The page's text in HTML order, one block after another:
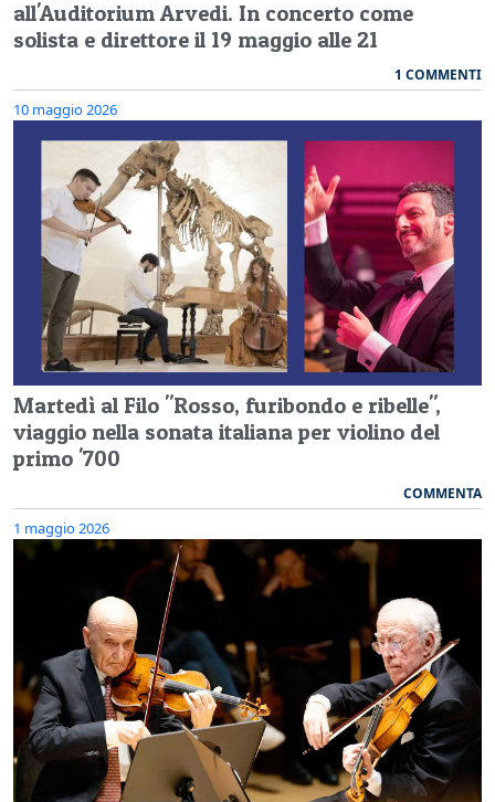
all'Auditorium Arvedi. In concerto come
solista e direttore il 19 maggio alle 21
1 COMMENTI
10 maggio 2026
Martedì al Filo "Rosso, furibondo e ribelle",
viaggio nella sonata italiana per violino del
primo '700
COMMENTA
1 maggio 2026